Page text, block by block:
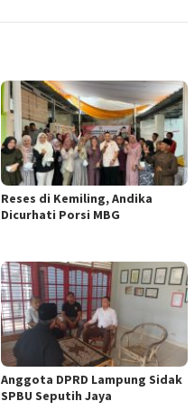
Reses di Kemiling, Andika
Dicurhati Porsi MBG
Anggota DPRD Lampung Sidak
SPBU Seputih Jaya